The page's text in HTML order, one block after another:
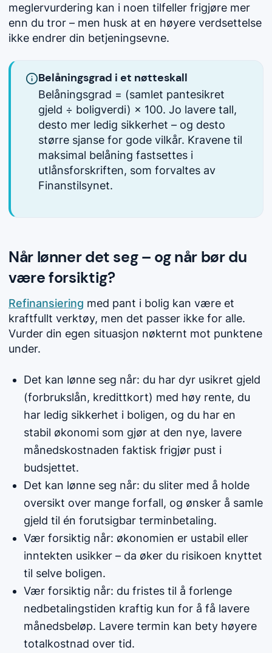
meglervurdering kan i noen tilfeller frigjøre mer
enn du tror – men husk at en høyere verdsettelse
ikke endrer din betjeningsevne.
Belåningsgrad i et nøtteskall
Belåningsgrad = (samlet pantesikret
gjeld ÷ boligverdi) × 100. Jo lavere tall,
desto mer ledig sikkerhet – og desto
større sjanse for gode vilkår. Kravene til
maksimal belåning fastsettes i
utlånsforskriften, som forvaltes av
Finanstilsynet.
Når lønner det seg – og når bør du
være forsiktig?
Refinansiering med pant i bolig kan være et
kraftfullt verktøy, men det passer ikke for alle.
Vurder din egen situasjon nøkternt mot punktene
under.
Det kan lønne seg når: du har dyr usikret gjeld
(forbrukslån, kredittkort) med høy rente, du
har ledig sikkerhet i boligen, og du har en
stabil økonomi som gjør at den nye, lavere
månedskostnaden faktisk frigjør pust i
budsjettet.
Det kan lønne seg når: du sliter med å holde
oversikt over mange forfall, og ønsker å samle
gjeld til én forutsigbar terminbetaling.
Vær forsiktig når: økonomien er ustabil eller
inntekten usikker – da øker du risikoen knyttet
til selve boligen.
Vær forsiktig når: du fristes til å forlenge
nedbetalingstiden kraftig kun for å få lavere
månedsbeløp. Lavere termin kan bety høyere
totalkostnad over tid.